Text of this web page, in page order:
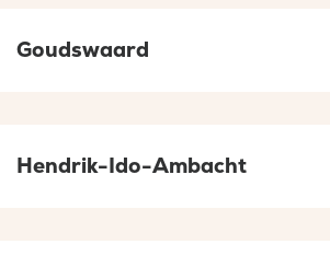
Goudswaard
Hendrik-Ido-Ambacht